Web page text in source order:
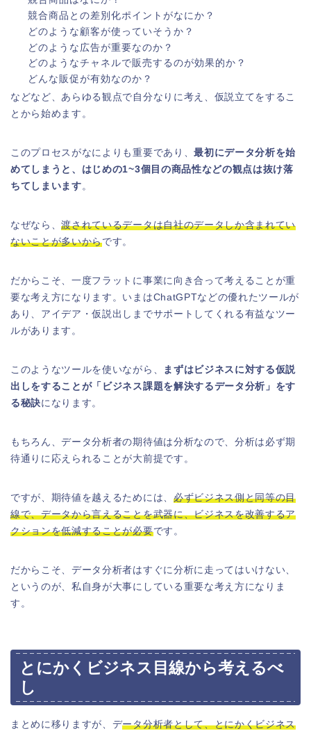
競合商品との差別化ポイントがなにか？
どのような顧客が使っていそうか？
どのような広告が重要なのか？
どのようなチャネルで販売するのが効果的か？
どんな販促が有効なのか？
などなど、あらゆる観点で自分なりに考え、仮説立てをするこ
とから始めます。
このプロセスがなによりも重要であり、最初にデータ分析を始
めてしまうと、はじめの1~3個目の商品性などの観点は抜け落
ちてしまいます 。
なぜなら、渡されているデータは自社のデータしか含まれてい
ないことが多いからです。
だからこそ、一度フラットに事業に向き合って考えることが重
要な考え方になります。いまはChatGPTなどの優れたツールが
あり、アイデア・仮説出しまでサポートしてくれる有益なツー
ルがあります。
このようなツールを使いながら、
まずはビジネスに対する仮説
出しをすることが「ビジネス課題を解決するデータ分析」をす
る秘訣になります。
もちろん、データ分析者の期待値は分析なので、分析は必ず期
待通りに応えられることが大前提です。
ですが、期待値を越えるためには、 必ずビジネス側と同等の目
線で、データから言えることを武器に、ビジネスを改善するア
クションを低減することが必要です。
だからこそ、データ分析者はすぐに分析に走ってはいけない、
というのが、私自身が大事にしている重要な考え方になりま
す。
とにかくビジネス目線から考えるべ
し
まとめに移りますが、データ分析者として、とにかくビジネス